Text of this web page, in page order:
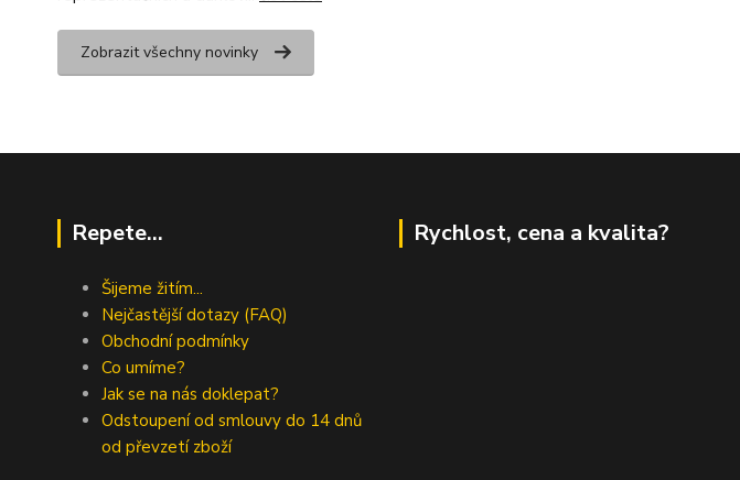
Zobrazit všechny novinky
Repete...
Šijeme žitím...
Nejčastější dotazy (FAQ)
Obchodní podmínky
Co umíme?
Jak se na nás doklepat?
Odstoupení od smlouvy do 14 dnů
od převzetí zboží
Rychlost, cena a kvalita?